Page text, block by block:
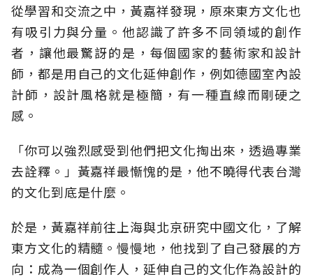
從學習和交流之中，黃嘉祥發現，原來東方文化也
有吸引力與分量。他認識了許多不同領域的創作
者，讓他最驚訝的是，每個國家的藝術家和設計
師，都是用自己的文化延伸創作，例如德國室內設
計師，設計風格就是極簡，有一種直線而剛硬之
感。
「你可以強烈感受到他們把文化掏出來，透過專業
去詮釋。」黃嘉祥最慚愧的是，他不曉得代表台灣
的文化到底是什麼。
於是，黃嘉祥前往上海與北京研究中國文化，了解
東方文化的精髓。慢慢地，他找到了自己發展的方
向：成為一個創作人，延伸自己的文化作為設計的